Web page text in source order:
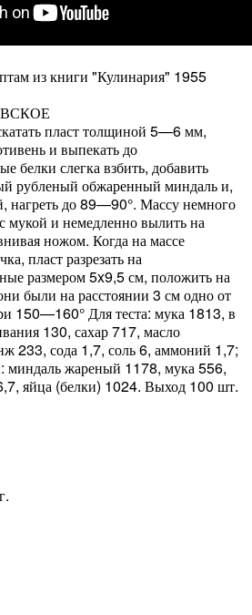
из книги "Кулинария" 1955
пласт толщиной 5—6 мм,
и выпекать до
белки слегка взбить, добавить
рубленый обжаренный миндаль и,
нагреть до 89—90°. Массу немного
мукой и немедленно вылить на
ножом. Когда на массе
пласт разрезать на
размером 5x9,5 см, положить на
были на расстоянии 3 см одно от
150—160° Для теста: мука 1813, в
130, сахар 717, масло
233, сода 1,7, соль 6, аммоний 1,7;
миндаль жареный 1178, мука 556,
яйца (белки) 1024. Выход 100 шт.